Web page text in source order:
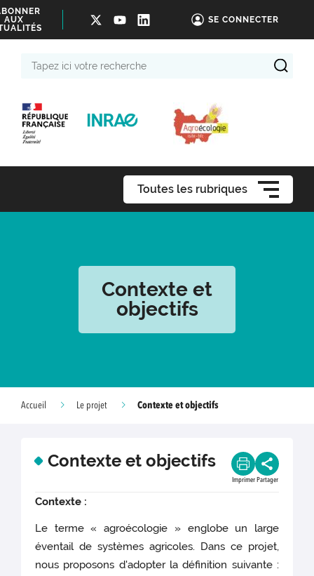
AUX
SE CONNECTER
Toutes les rubriques
Contexte et
objectifs
Accueil Le projet Contexte et objectifs
Contexte et objectifs
Imprimer Partager
Contexte :
Le terme « agroécologie » englobe un large
éventail de systèmes agricoles. Dans ce projet,
nous proposons d'adopter la définition suivante :